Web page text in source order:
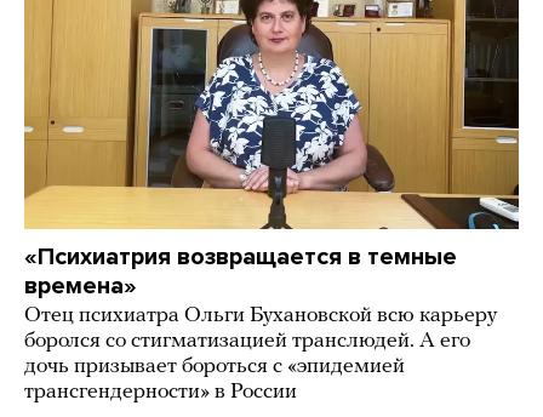
«Психиатрия возвращается в темные
времена»
Отец психиатра Ольги Бухановской всю карьеру
боролся со стигматизацией транслюдей. А его
дочь призывает бороться с «эпидемией
трансгендерности» в России